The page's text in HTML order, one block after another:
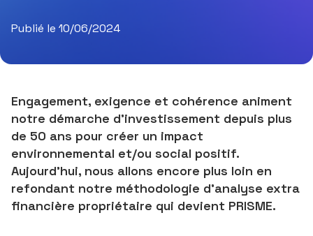
Publié le 10/06/2024
Engagement, exigence et cohérence animent
notre démarche d’investissement depuis plus
de 50 ans pour créer un impact
environnemental et/ou social positif.
Aujourd’hui, nous allons encore plus loin en
refondant notre méthodologie d’analyse extra
financière propriétaire qui devient PRISME.